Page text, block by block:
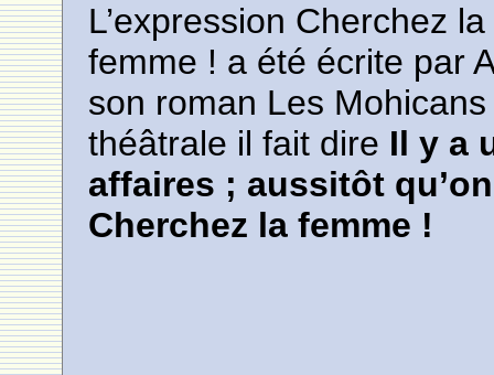
L’expression Cherchez
femme ! a été écrite par
son roman Les
théâtrale il fait dire Il y a
affaires ; aussitôt
Cherchez la femme !